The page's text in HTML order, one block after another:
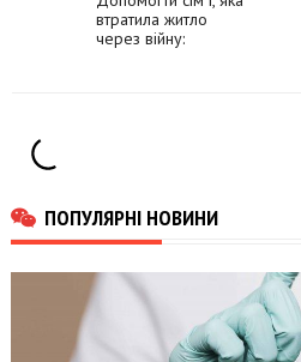
втратила житло
через війну:
ПОПУЛЯРНІ НОВИНИ